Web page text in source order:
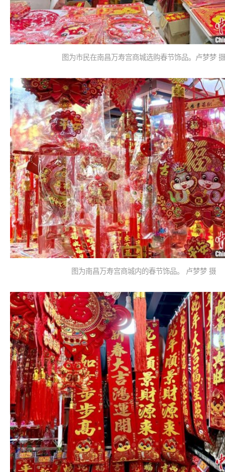
图为市民在南昌万寿宫商城选购春节饰品。卢梦梦 摄
图为南昌万寿宫商城内的春节饰品。 卢梦梦 摄